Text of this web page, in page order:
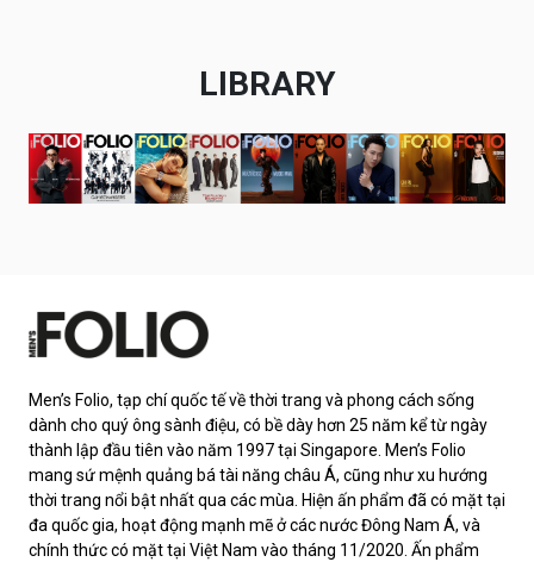
LIBRARY
Men’s Folio, tạp chí quốc tế về thời trang và phong cách sống
dành cho quý ông sành điệu, có bề dày hơn 25 năm kể từ ngày
thành lập đầu tiên vào năm 1997 tại Singapore. Men’s Folio
mang sứ mệnh quảng bá tài năng châu Á, cũng như xu hướng
thời trang nổi bật nhất qua các mùa. Hiện ấn phẩm đã có mặt tại
đa quốc gia, hoạt động mạnh mẽ ở các nước Đông Nam Á, và
chính thức có mặt tại Việt Nam vào tháng 11/2020. Ấn phẩm